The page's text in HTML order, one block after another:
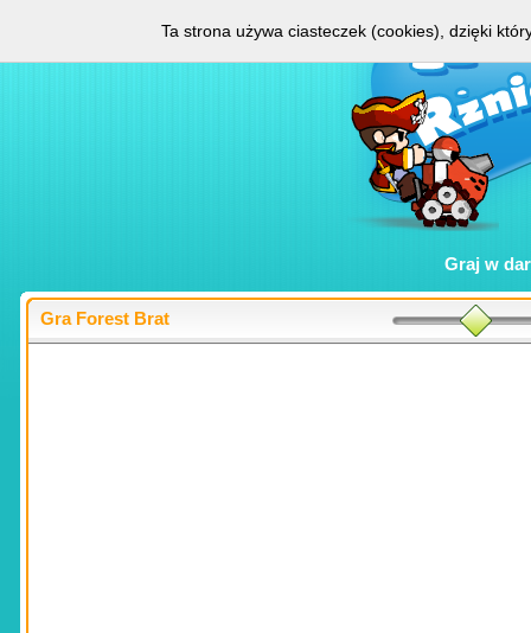
Graj w
Gra Forest Brat
Ta strona używa ciasteczek (cookies), dzięki